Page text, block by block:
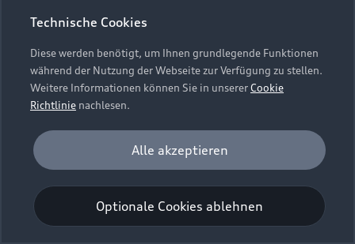
Bordbuch & Bedienungsanleitungen
Verträge kündigen
Vertrag widerrufen
Datenschutz
Audi erleben
Newsletter
Datenschutzinformation
Cookie-Richtlinie
Barrierefreiheit
Digital Services Act
EU Data Act
Embleme am Fahrzeug bei allen Abbildungen auf dieser
Webseite kann abweichen.
Technische Cookies
Diese werden benötigt, um Ihnen grundlegende Funktionen
während der Nutzung der Webseite zur Verfügung zu stellen.
Weitere Informationen können Sie in unsererCookie
Richtlinie nachlesen.
Analyse und Statistik
Performance Cookies sammeln Informationen
darüber, wie unsere Webseite genutzt wird (z. B.
Anzahl der Besuche, Verweildauer). Diese Cookies
werden zur Optimierung der Webseite verwendet.
Optionale Cookies ablehnen
Alle akzeptieren